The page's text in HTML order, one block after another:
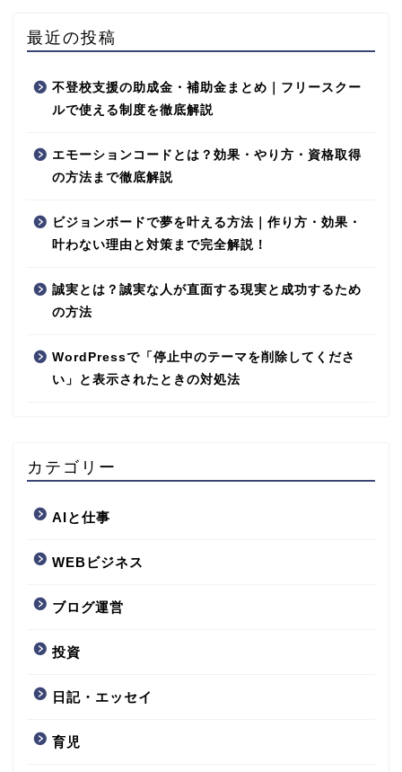
最近の投稿
不登校支援の助成金・補助金まとめ｜フリースクー
ルで使える制度を徹底解説
エモーションコードとは？効果・やり方・資格取得
の方法まで徹底解説
ビジョンボードで夢を叶える方法｜作り方・効果・
叶わない理由と対策まで完全解説！
誠実とは？誠実な人が直面する現実と成功するため
の方法
WordPressで「停止中のテーマを削除してくださ
い」と表示されたときの対処法
カテゴリー
AIと仕事
WEBビジネス
ブログ運営
投資
日記・エッセイ
育児